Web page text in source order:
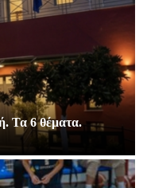
Τα 6 θέματα.